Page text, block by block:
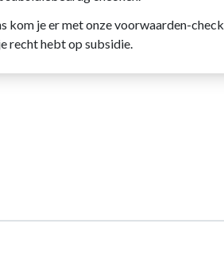
kom je er met onze voorwaarden-check
recht hebt op subsidie.